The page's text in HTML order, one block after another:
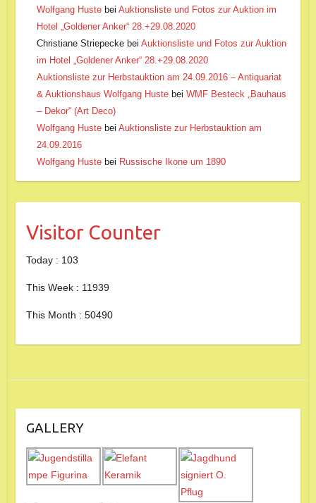
Wolfgang Hustebei Auktionsliste und Fotos zur Auktion im
Hotel „Goldener Anker“ 28.+29.08.2020
Christiane Striepeckebei Auktionsliste und Fotos zur Auktion
im Hotel „Goldener Anker“ 28.+29.08.2020
Auktionsliste zur Herbstauktion am 24.09.2016 – Antiquariat
& Auktionshaus Wolfgang Hustebei WMF Besteck „Bauhaus
– Dekor“ (Art Deco)
Wolfgang Hustebei Auktionsliste zur Herbstauktion am
24.09.2016
Wolfgang Hustebei Russische Ikone um 1890
Visitor Counter
Today : 103
This Week : 11939
This Month : 50490
GALLERY